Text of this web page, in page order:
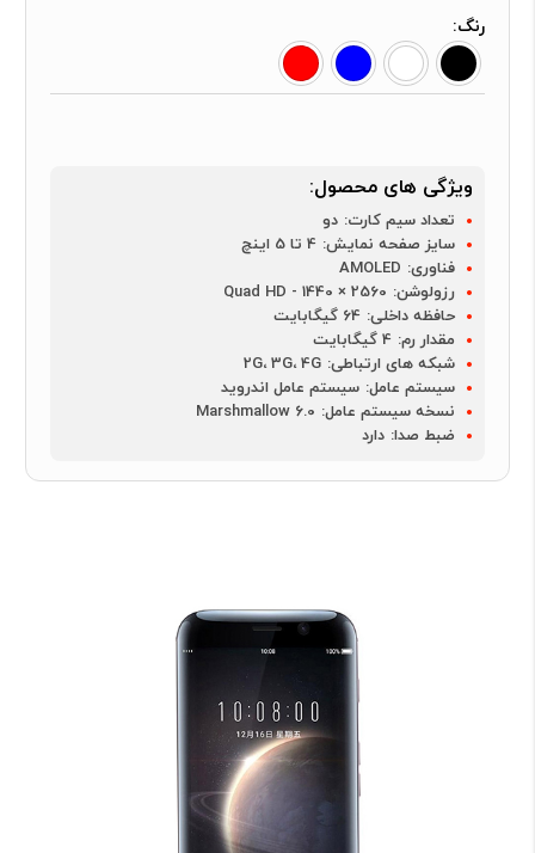
رنگ:
ویژگی های محصول:
تعداد سیم کارت: دو
سایز صفحه نمایش: 4 تا 5 اینچ
فناوری: AMOLED
رزولوشن: 2560 × 1440 - Quad HD
حافظه داخلی: 64 گیگابایت
مقدار رم: 4 گیگابایت
شبکه های ارتباطی: 2G، 3G، 4G
سیستم عامل: سیستم عامل اندروید
نسخه سیستم عامل: Marshmallow 6.0
ضبط صدا: دارد